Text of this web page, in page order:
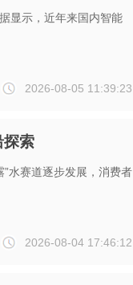
显示，近年来国内智能
2026-08-05 11:39:23
探索
水赛道逐步发展，消费者
2026-08-04 17:46:12